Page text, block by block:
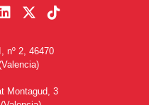
nº 2, 46470
Montagud, 3